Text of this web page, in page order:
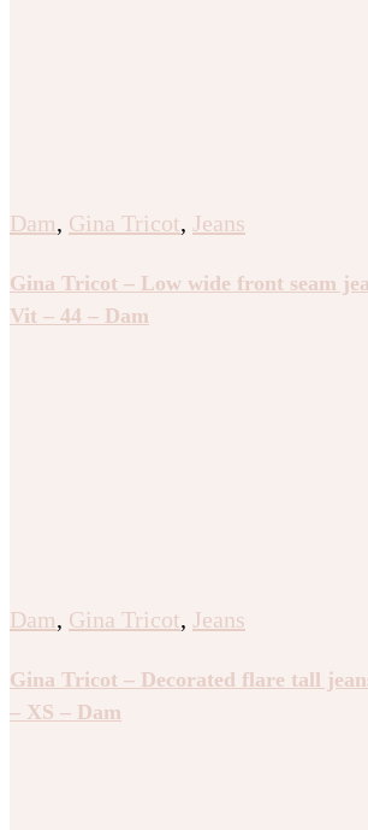
Dam, Gina Tricot, Jeans
Gina Tricot – Low wide front seam
Vit – 44 – Dam
Dam, Gina Tricot, Jeans
Gina Tricot – Decorated flare tall
– XS – Dam